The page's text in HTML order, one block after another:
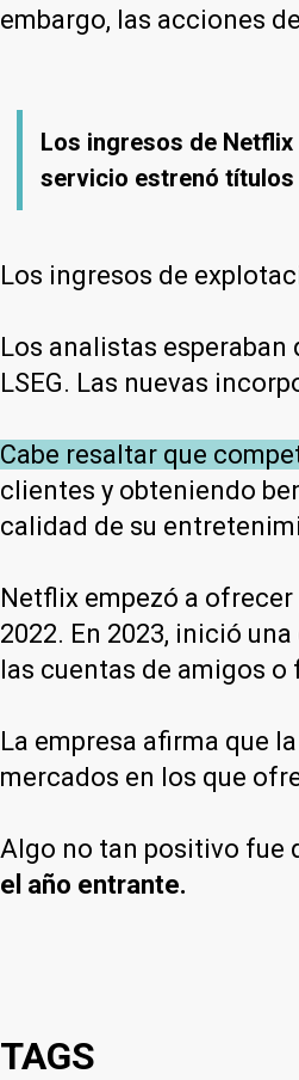
embargo, las acciones
Los ingresos de Netflix
servicio estrenó títulos
Los ingresos de
Los analistas
LSEG. Las nuevas
Cabe resaltar que
clientes y obteniendo
calidad de su
Netflix empezó a
2022. En 2023, inició
las cuentas de amigos
La empresa afirma que
mercados en los que
Algo no tan positivo fue
el año entrante.
TAGS